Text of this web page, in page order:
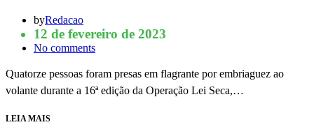
byRedacao
12 de fevereiro de 2023
No comments
Quatorze pessoas foram presas em flagrante por embriaguez ao
volante durante a 16ª edição da Operação Lei Seca,…
LEIA MAIS